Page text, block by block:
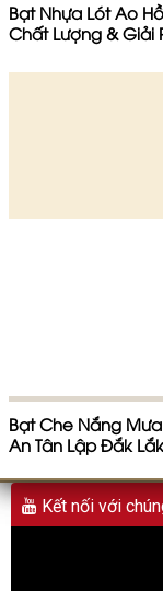
Bạt Nhựa Lót Ao
Chất Lượng & Giải
Bạt Che Nắng Mưa
An Tân Lập Đắk Lắk
Kết nối với